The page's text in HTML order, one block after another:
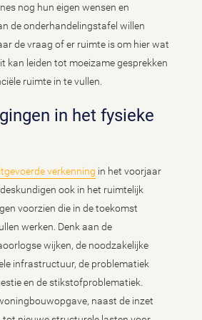
nog hun eigen wensen en
de onderhandelingstafel willen
de vraag of er ruimte is om hier wat
kan leiden tot moeizame gesprekken
ruimte in te vullen.
verkenning in het voorjaar
ook in het ruimtelijk
voorzien die in de toekomst
werken. Denk aan de
wijken, de noodzakelijke
infrastructuur, de problematiek
en de stikstofproblematiek.
naast de inzet